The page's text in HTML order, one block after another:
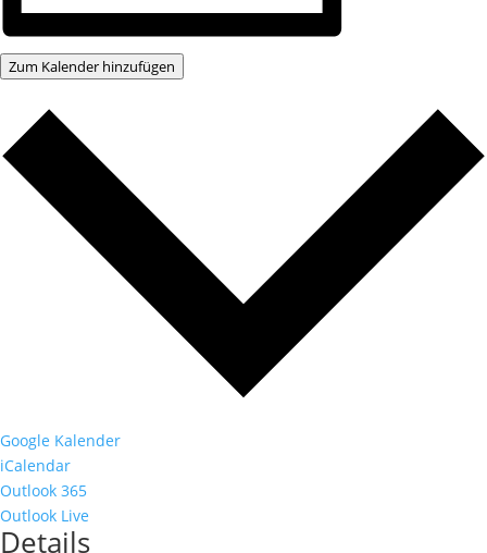
Zum Kalender hinzufügen
Google Kalender
iCalendar
Outlook 365
Outlook Live
Details